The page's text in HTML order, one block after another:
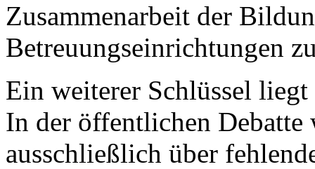
Zusammenarbeit der
Betreuungseinrichtungen
Ein weiterer Schlüssel
In der öffentlichen
ausschließlich über